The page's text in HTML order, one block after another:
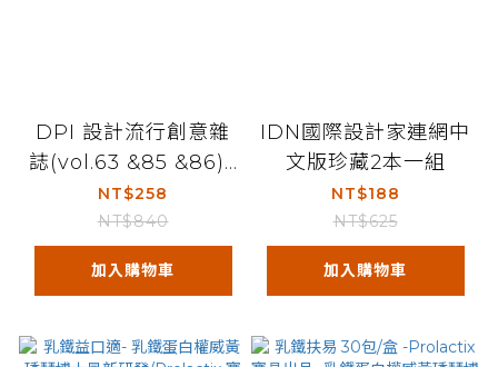
DPI 設計流行創意雜
誌(vol.63 &85 &86)3
本一組
NT$258
NT$840
加入購物車
IDN國際設計家連網中
文版珍藏2本一組
NT$188
NT$625
加入購物車